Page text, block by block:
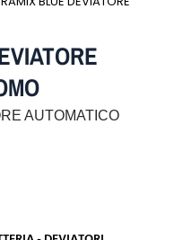
AUTOMATICO